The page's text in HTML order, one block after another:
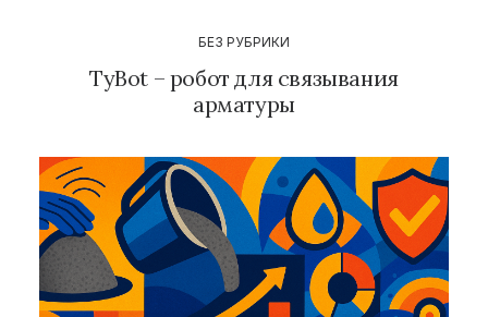
БЕЗ РУБРИКИ
TyBot – робот для связывания
арматуры